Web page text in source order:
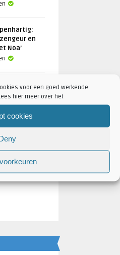
voor een goed werkende
hier meer over het
cookies
en
Noa’